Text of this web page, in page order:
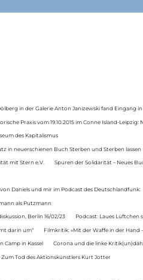
in der Galerie Anton Janizewski fand Eingang
Praxis vom 19.10.2015 im Conne Island-Leipzig:
des Kapitalismus
in neuerschienen Buch Sterben und Sterben lassen
mit Stern e.V. Spuren der Solidarität – Neues
Daniels und mir im Podcast des Deutschlandfunk:
als Putzmann
Berlin 16/02/23 Podcast: Laues Lüftchen
darin um“ Filmkritik: »Mit der Waffe in der Hand
Camp in Kassel Corona und die linke
Zum Tod des Aktionskünstlers Kurt Jotter